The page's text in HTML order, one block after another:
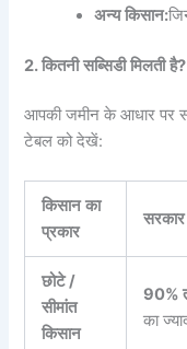
अन्य किसान:
2.कितनी सब्सिडी मिलती है
आपकी जमीन के आधार पर
टेबल को देखें:
किसान का
प्रकार
सरकार
छोटे/
सीमांत
किसान
90%
का